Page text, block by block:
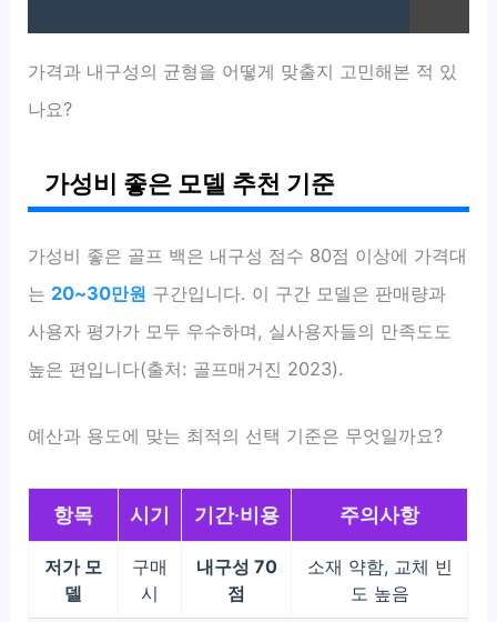
가격과 내구성의 균형을 어떻게 맞출지 고민해본 적 있
나요?
가성비 좋은 모델 추천 기준
가성비 좋은 골프 백은 내구성 점수 80점 이상에 가격대
는 20~30만원 구간입니다. 이 구간 모델은 판매량과
사용자 평가가 모두 우수하며, 실사용자들의 만족도도
높은 편입니다(출처: 골프매거진 2023).
예산과 용도에 맞는 최적의 선택 기준은 무엇일까요?
항목 시기 기간·비용 주의사항
저가 모
델
구매
시
내구성 70
점
소재 약함, 교체 빈
도 높음